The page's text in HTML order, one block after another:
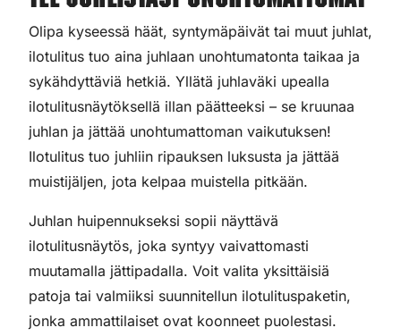
Olipa kyseessä häät, syntymäpäivät tai muut juhlat,
ilotulitus tuo aina juhlaan unohtumatonta taikaa ja
sykähdyttäviä hetkiä. Yllätä juhlaväki upealla
ilotulitusnäytöksellä illan päätteeksi – se kruunaa
juhlan ja jättää unohtumattoman vaikutuksen!
Ilotulitus tuo juhliin ripauksen luksusta ja jättää
muistijäljen, jota kelpaa muistella pitkään.
Juhlan huipennukseksi sopii näyttävä
ilotulitusnäytös, joka syntyy vaivattomasti
muutamalla jättipadalla. Voit valita yksittäisiä
patoja tai valmiiksi suunnitellun ilotulituspaketin,
jonka ammattilaiset ovat koonneet puolestasi.